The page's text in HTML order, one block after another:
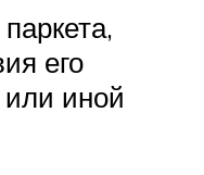
его
иной